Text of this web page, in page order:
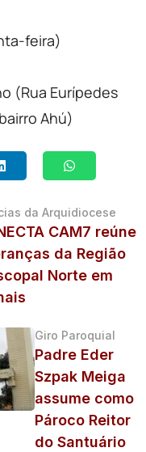
feira)
(Rua Eurípedes
Ahú)
da Arquidiocese
CAM7 reúne
da Região
Norte em
Giro Paroquial
Padre Eder
Szpak Meiga
assume como
Pároco Reitor
do Santuário